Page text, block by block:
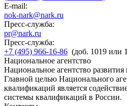
E-mail:
nok-nark@nark.ru
Пресс-служба:
pr@nark.ru
Пресс-служба:
+7 (495) 966-16-86 (доб. 1019 или
Национальное агентство
Национальное агентство
Главной целью Национального
квалификаций является
системы квалификаций в России.